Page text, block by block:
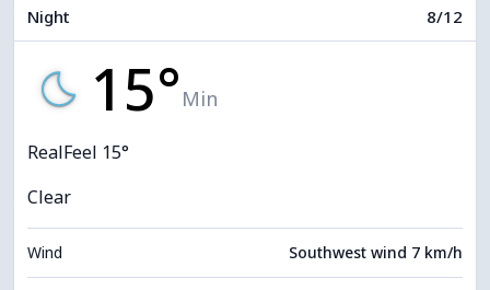
Night 8/12
15° Min
RealFeel 15°
Clear
Wind Southwest wind 7 km/h